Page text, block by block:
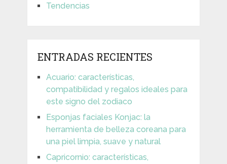
Tendencias
ENTRADAS RECIENTES
Acuario: características,
compatibilidad y regalos ideales para
este signo del zodiaco
Esponjas faciales Konjac: la
herramienta de belleza coreana para
una piel limpia, suave y natural
Capricornio: características,